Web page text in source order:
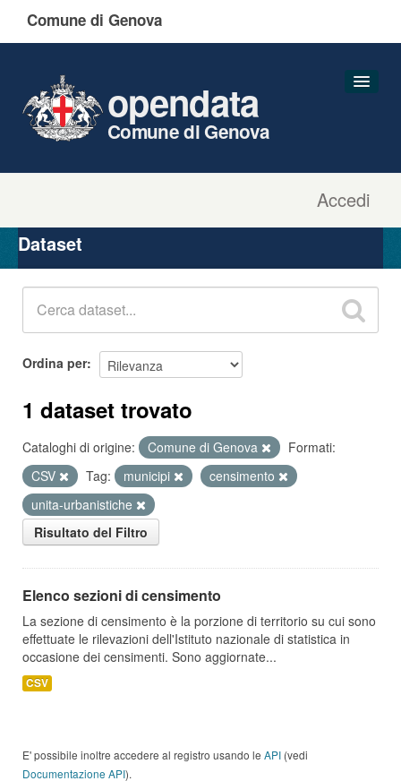
Comune di Genova
Accedi
opendata
Comune di Genova
Organizzazioni
Gruppi
Dataset
Ordina per
1 dataset trovato
Cataloghi di origine: Comune di Genova
Formati:
CSV
Tag: municipi
censimento
unita-urbanistiche
Risultato del Filtro
Elenco sezioni di censimento
La sezione di censimento è la porzione di territorio su cui sono
effettuate le rilevazioni dell'Istituto nazionale di statistica in
occasione dei censimenti. Sono aggiornate...
CSV
E' possibile inoltre accedere al registro usando le API (vedi
Documentazione API).